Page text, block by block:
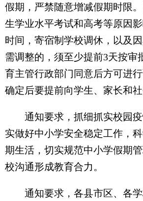
假期，严禁随意增减假期时限
生学业水平考试和高考等原因
时间，寄宿制学校调休，以及
需调整的，须至少提前3天按审
育主管行政部门同意后方可进
确定后要提前向学生、家长和社
通知要求，抓细抓实校园疫
实做好中小学安全稳定工作，
期生活，切实规范中小学假期
校沟通形成教育合力。
通知要求，各县市区、各学